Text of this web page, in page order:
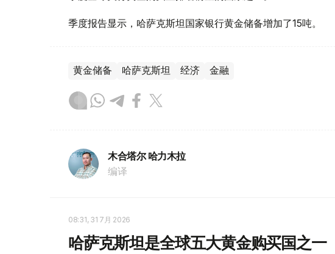
季度报告显示，哈萨克斯坦国家银行黄金储备增加了15吨。
黄金储备 哈萨克斯坦 经济 金融
木合塔尔 哈力木拉
编译
08:31, 31 7月 2026
哈萨克斯坦是全球五大黄金购买国之一